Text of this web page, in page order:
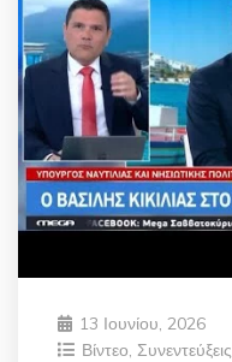
13 Ιουνίου, 2026
Βίντεο Συνεντεύξεις